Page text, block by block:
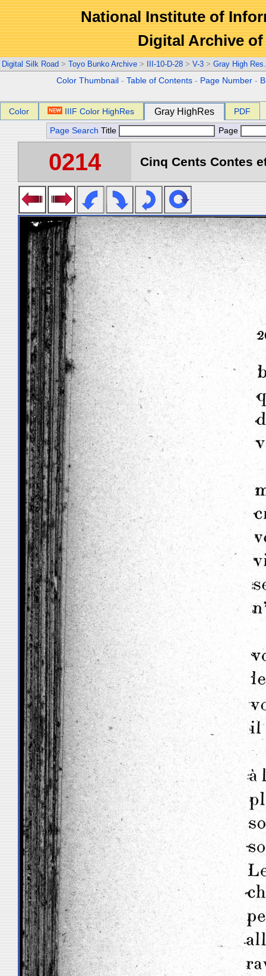
National Institute of
Digital Archive
Digital Silk Road > Toyo Bunko Archive > III-10-D-28 > V-3 > Gray High
Color Thumbnail -Table of Contents - Page Number -
Color IIIF Color HighRes Gray HighRes PDF
Page Search Title Page
0214 Cinq Cents Contes